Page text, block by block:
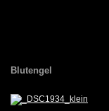
Blutengel